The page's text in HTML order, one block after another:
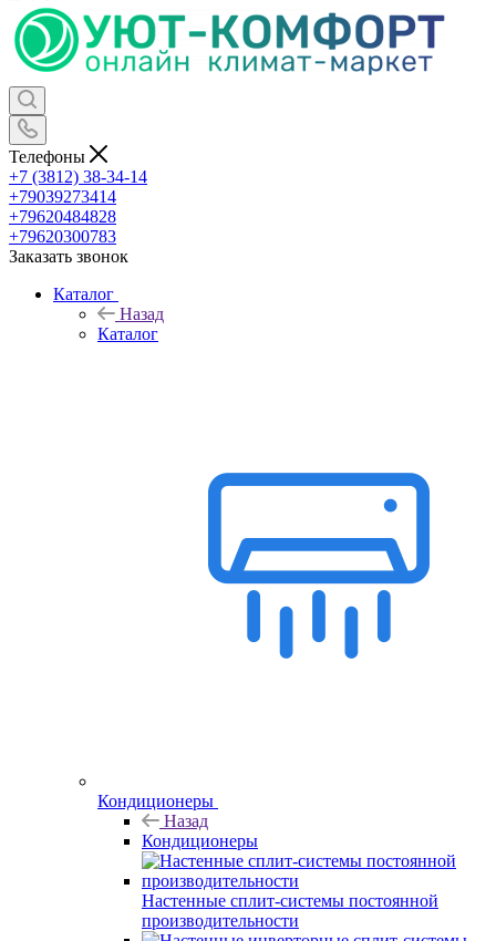
Телефоны
+7 (3812) 38-34-14
+79039273414
+79620484828
+79620300783
Заказать звонок
Каталог
Назад
Каталог
Кондиционеры
Назад
Кондиционеры
Настенные сплит-системы постоянной
производительности